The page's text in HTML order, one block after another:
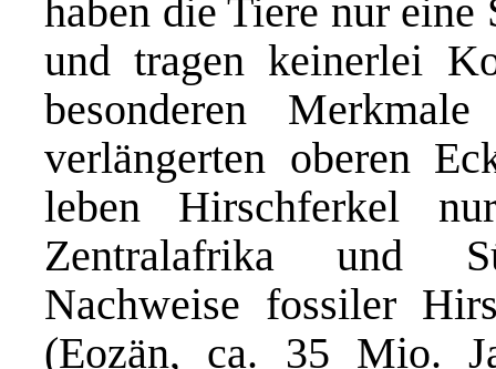
haben die Tiere nur
und tragen keinerlei
besonderen
verlängerten oberen
leben Hirschferkel
Zentralafrika und
Nachweise fossiler
(Eozän, ca. 35 Mio.